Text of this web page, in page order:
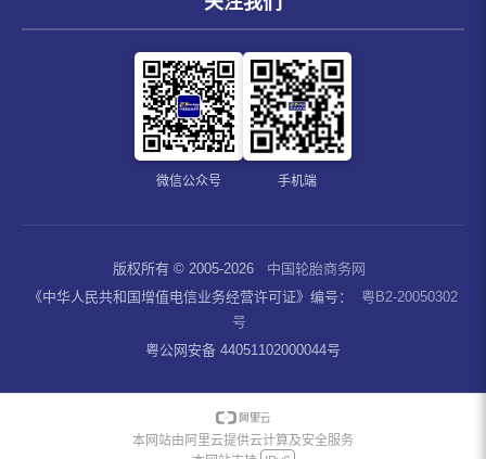
微信公众号 手机端
版权所有 © 2005-2026
中国轮胎商务网
《中华人民共和国增值电信业务经营许可证》编号：
粤B2-20050302
号
粤公网安备 44051102000044号
本网站由阿里云提供云计算及安全服务